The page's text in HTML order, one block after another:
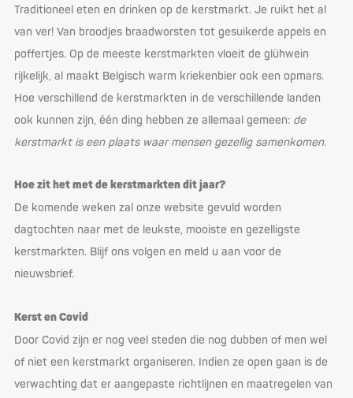
Traditioneel eten en drinken op de kerstmarkt. Je ruikt het al
van ver! Van broodjes braadworsten tot gesuikerde appels en
poffertjes. Op de meeste kerstmarkten vloeit de glühwein
rijkelijk, al maakt Belgisch warm kriekenbier ook een opmars.
Hoe verschillend de kerstmarkten in de verschillende landen
ook kunnen zijn, één ding hebben ze allemaal gemeen: de
kerstmarkt is een plaats waar mensen gezellig samenkomen.
Hoe zit het met de kerstmarkten dit jaar?
De komende weken zal onze website gevuld worden
dagtochten naar met de leukste, mooiste en gezelligste
kerstmarkten. Blijf ons volgen en meld u aan voor de
nieuwsbrief.
Kerst en Covid
Door Covid zijn er nog veel steden die nog dubben of men wel
of niet een kerstmarkt organiseren. Indien ze open gaan is de
verwachting dat er aangepaste richtlijnen en maatregelen van